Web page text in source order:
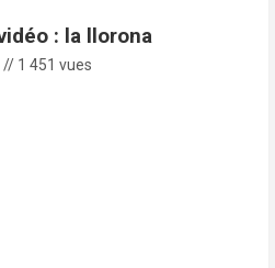
: la llorona
// 1 451 vues